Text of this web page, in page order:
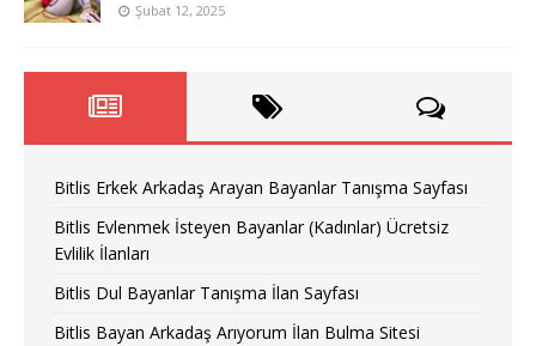
Şubat 12, 2025
Bitlis Erkek Arkadaş Arayan Bayanlar Tanışma Sayfası
Bitlis Evlenmek İsteyen Bayanlar (Kadınlar) Ücretsiz
Evlilik İlanları
Bitlis Dul Bayanlar Tanışma İlan Sayfası
Bitlis Bayan Arkadaş Arıyorum İlan Bulma Sitesi